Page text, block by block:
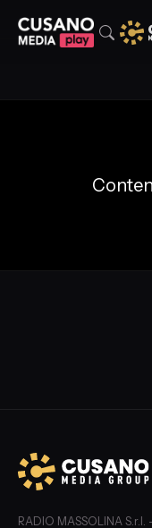
RADIO MASSOLINA S.r.l.